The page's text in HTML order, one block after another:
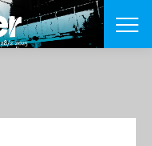
SØG